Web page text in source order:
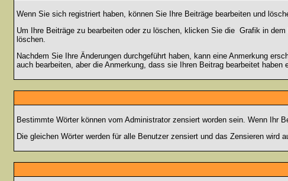
Wenn Sie sich registriert haben, können Sie Ihre Beiträge bearbeiten und
Um Ihre Beiträge zu bearbeiten oder zu löschen, klicken Sie die Grafik in dem
löschen.
Nachdem Sie Ihre Änderungen durchgeführt haben, kann eine Anmerkung
auch bearbeiten, aber die Anmerkung, dass sie Ihren Beitrag bearbeitet haben
Bestimmte Wörter können vom Administrator zensiert worden sein. Wenn Ihr
Die gleichen Wörter werden für alle Benutzer zensiert und das Zensieren